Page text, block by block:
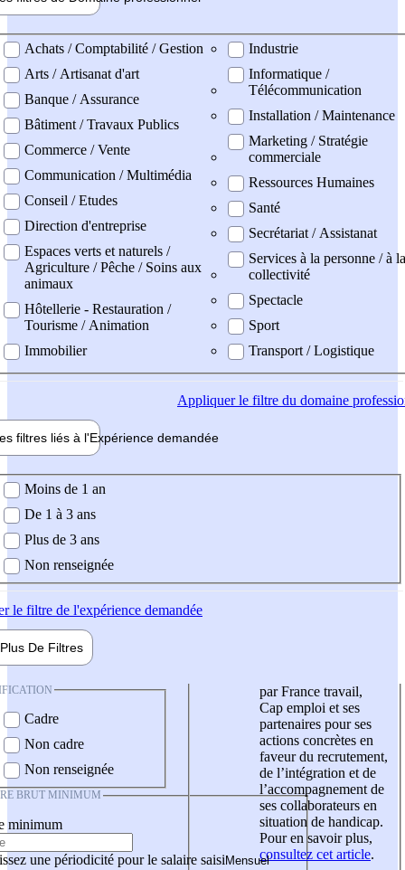
professionel
Achats / Comptabilité / Gestion
Arts / Artisanat d'art
Banque / Assurance
Bâtiment / Travaux Publics
Commerce / Vente
Communication / Multimédia
Conseil / Etudes
Direction d'entreprise
Espaces verts et naturels /
Agriculture / Pêche / Soins aux
animaux
Hôtellerie - Restauration /
Tourisme / Animation
Immobilier
Industrie
Informatique /
Télécommunication
Installation / Maintenance
Marketing / Stratégie
commerciale
Ressources Humaines
Santé
Secrétariat / Assistanat
Services à la personne / à la
collectivité
Spectacle
Sport
Transport / Logistique
Appliquerle filtre du domaine
filtres liés à l'Expérience demandée
demandée
Moins de 1 an
De 1 à 3 ans
Plus de 3 ans
Non renseignée
le filtre de l'expérience demandée
Plus De Filtres
Cadre
Non cadre
Non renseignée
BRUT MINIMUM
minimum
une périodicité pour le salaire saisi
par France travail,
Cap emploi et ses
partenaires pour ses
actions concrètes en
faveur du recrutement,
de l’intégration et de
l’accompagnement de
ses collaborateurs en
situation de handicap.
Pour en savoir plus,
consultez cet article.